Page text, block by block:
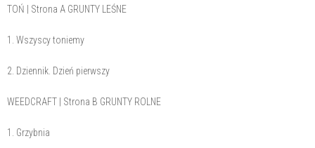
TOŃ | Strona A GRUNTY LEŚNE
1. Wszyscy toniemy
2. Dziennik. Dzień pierwszy
WEEDCRAFT | Strona B GRUNTY ROLNE
1. Grzybnia